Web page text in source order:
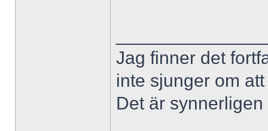
Jag finner det
inte sjunger om
Det är